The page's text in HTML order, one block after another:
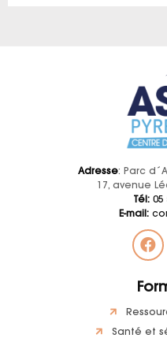
Adresse: Parc
17, avenue
Tél:05
E-mail:
Santé et